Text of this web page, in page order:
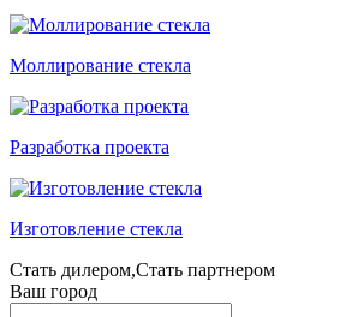
Моллирование стекла
Разработка проекта
Изготовление стекла
Стать дилером,Стать партнером
Ваш город